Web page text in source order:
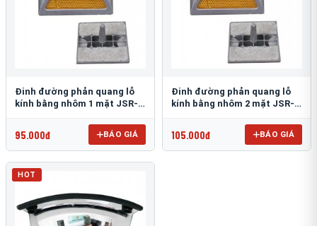
Đinh đường phản quang lỗ
kính bằng nhôm 1 mặt JSR-
95.000đ BÁO GIÁ
Đinh đường phản quang lỗ
kính bằng nhôm 2 mặt JSR-
105.000đ BÁO GIÁ
HOT